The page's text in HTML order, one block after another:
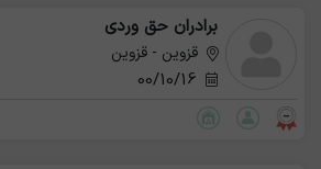
برادران حق وردی
قزوین - قزوین
00/10/16